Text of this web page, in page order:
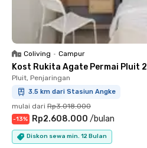
Coliving • Campur
Kost Rukita Agate Permai Pluit 2
Pluit, Penjaringan
3.5 km dari Stasiun Angke
mulai dari Rp3.018.000
-13% Rp2.608.000 /bulan
Diskon sewa min. 12 Bulan